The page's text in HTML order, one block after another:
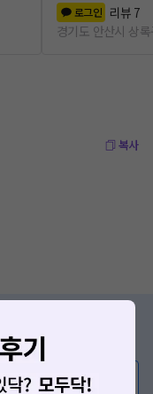
로그인 리뷰 7
경기도 안산시 상
복사
나요?
요!